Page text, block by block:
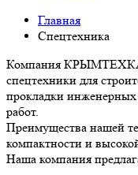
Главная
Спецтехника
Компания
спецтехники для
прокладки
работ.
Преимущества нашей
компактности и
Наша компания